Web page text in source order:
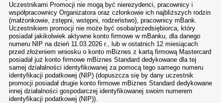
Uczestnikami Promocji nie mogą być nierezydenci, pracownicy i
współpracownicy Organizatora oraz członkowie ich najbliższych rodzin
(małżonkowie, zstępni, wstępni, rodzeństwo), pracownicy mBank.
Uczestnikiem promocji nie może być osoba/przedsiębiorca, który
posiadał jakikolwiek aktywne konto firmowe w mBanku, dla danego
numeru NIP na dzień 11.03.2026 r., lub w ostatnich 12 miesiącach
przed złożeniem wniosku o konto mBiznes z kartą firmową Mastercard
posiadał już konto firmowe mBiznes Standard dedykowane dla tej
samej działalności identyfikowanej za pomocą tego samego numeru
identyfikacji podatkowej (NIP) (dopuszcza się by dany uczestnik
promocji posiadał drugie konto firmowe mBiznes Standard dedykowane
innej działalności gospodarczej identyfikowanej swoim numerem
identyfikacji podatkowej (NIP)).